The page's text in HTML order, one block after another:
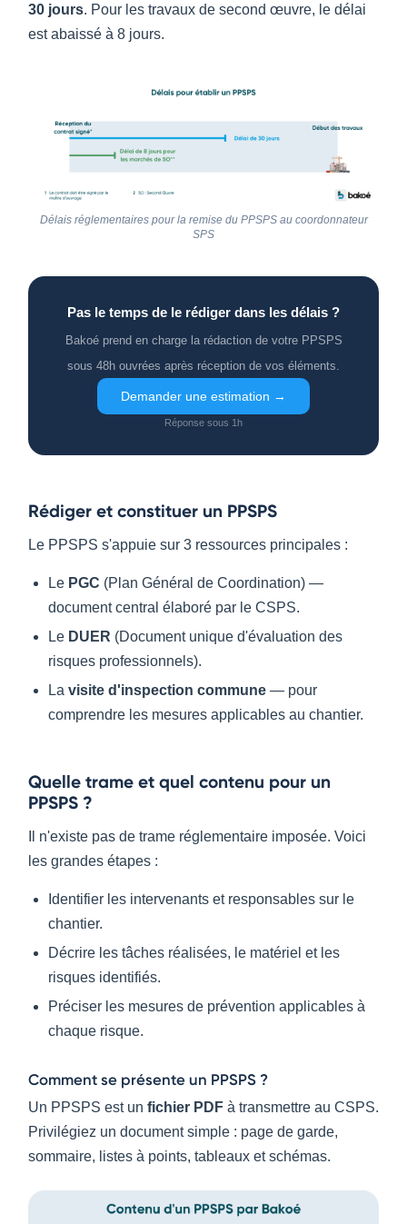
30 jours. Pour les travaux de second œuvre, le délai
est abaissé à 8 jours.
Délais réglementaires pour la remise du PPSPS au coordonnateur
SPS
Pas le temps de le rédiger dans les délais ?
Bakoé prend en charge la rédaction de votre PPSPS
sous 48h ouvrées après réception de vos éléments.
Demander une estimation →
Réponse sous 1h
Rédiger et constituer un PPSPS
Le PPSPS s'appuie sur 3 ressources principales :
Le PGC (Plan Général de Coordination) —
document central élaboré par le CSPS.
Le DUER (Document unique d'évaluation des
risques professionnels).
La visite d'inspection commune— pour
comprendre les mesures applicables au chantier.
Quelle trame et quel contenu pour un
PPSPS ?
Il n'existe pas de trame réglementaire imposée. Voici
les grandes étapes :
Identifier les intervenants et responsables sur le
chantier.
Décrire les tâches réalisées, le matériel et les
risques identifiés.
Préciser les mesures de prévention applicables à
chaque risque.
Comment se présente un PPSPS ?
Un PPSPS est un fichier PDF à transmettre au CSPS.
Privilégiez un document simple : page de garde,
sommaire, listes à points, tableaux et schémas.